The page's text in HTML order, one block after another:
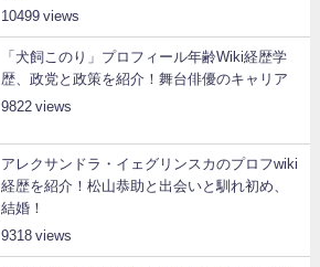
10499
「犬飼このり」プロフィール年齢Wiki経歴学
歴、政党と政策を紹介！舞台俳優のキャリア
9822
アレクサンドラ・イェグリンスカのプロフwiki
経歴を紹介！松山恭助と出会いと馴れ初め、
結婚！
9318